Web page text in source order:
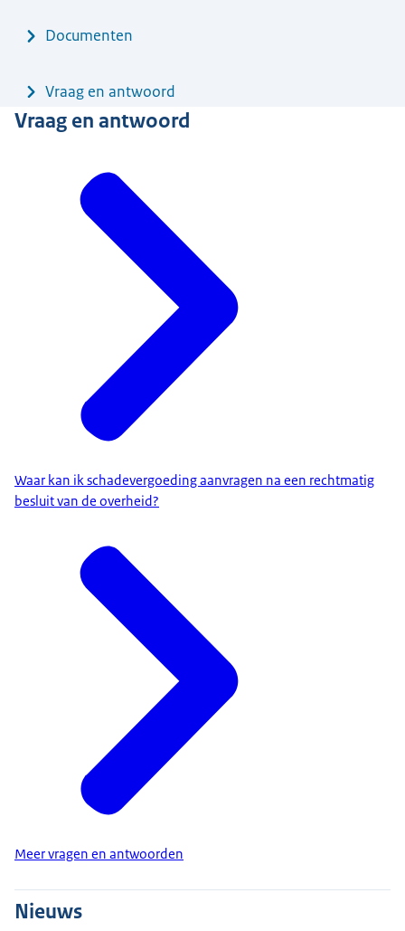
Documenten
Vraag en antwoord
Vraag en antwoord
Waar kan ik schadevergoeding aanvragen na een rechtmatig
besluit van de overheid?
Meer vragen en antwoorden
Nieuws